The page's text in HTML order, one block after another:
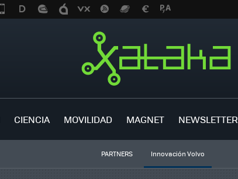
CIENCIA MOVILIDAD MAGNET NEWSLETTER
PARTNERS Innovación Volvo